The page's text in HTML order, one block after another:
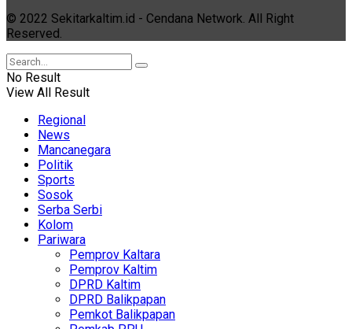
© 2022 Sekitarkaltim.id - Cendana Network. All Right
Reserved.
No Result
View All Result
Regional
News
Mancanegara
Politik
Sports
Sosok
Serba Serbi
Kolom
Pariwara
Pemprov Kaltara
Pemprov Kaltim
DPRD Kaltim
DPRD Balikpapan
Pemkot Balikpapan